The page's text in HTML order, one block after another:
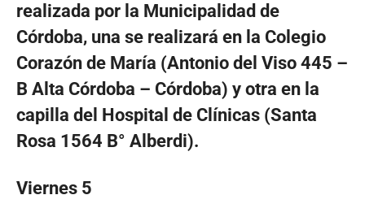
realizada por la Municipalidad de
Córdoba, una se realizará en la Colegio
Corazón de María (Antonio del Viso 445 –
B Alta Córdoba – Córdoba) y otra en la
capilla del Hospital de Clínicas (Santa
Rosa 1564 B° Alberdi).
Viernes 5